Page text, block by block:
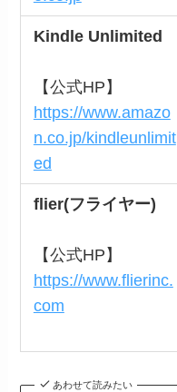
Kindle Unlimited
【公式HP】
https://www.amazo
n.co.jp/kindleunlimit
ed
flier(フライヤー)
【公式HP】
https://www.flierinc.
com
あわせて読みたい